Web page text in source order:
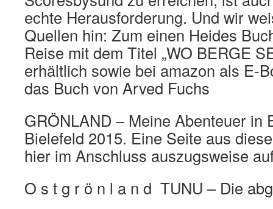
echte Herausforderung. Und wir
Quellen hin: Zum einen Heides
Reise mit dem Titel „WO BERGE
erhältlich sowie bei amazon als E-
das Buch von Arved Fuchs
GRÖNLAND – Meine Abenteuer in
Bielefeld 2015. Eine Seite aus
hier im Anschluss auszugsweise
O s t g r ö n l a n d TUNU – Die